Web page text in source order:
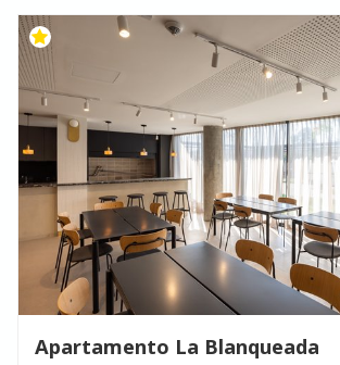
Apartamento La Blanqueada